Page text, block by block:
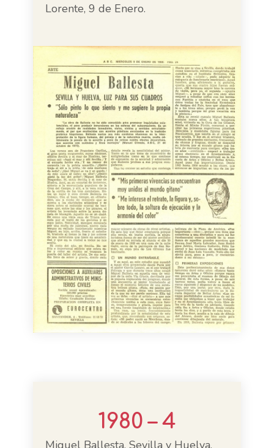
Lorente, 9 de Enero.
1980 – 4
Miguel Ballesta. Sevilla y Huelva,